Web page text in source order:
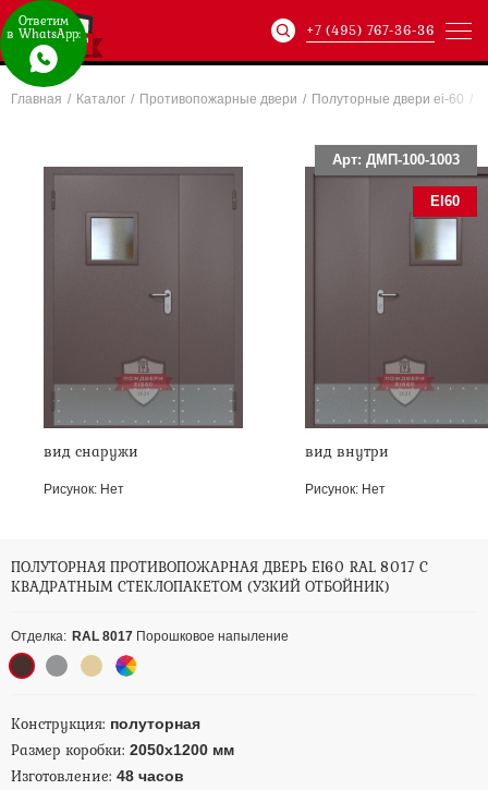
Артикул: ХХХ-xxx-
+7 (495) 767-36-36
Главная / Каталог / Противопожарные двери / Полуторные двери ei-60 /
Арт: ДМП-100-1003
EI60
вид снаружи
Рисунок: Нет
вид внутри
Рисунок: Нет
ПОЛУТОРНАЯ ПРОТИВОПОЖАРНАЯ ДВЕРЬ EI60 RAL 8017 С
КВАДРАТНЫМ СТЕКЛОПАКЕТОМ (УЗКИЙ ОТБОЙНИК)
Отделка: RAL 8017 Порошковое напыление
Конструкция: полуторная
Размер коробки: 2050х1200 мм
Изготовление: 48 часов
Ответим
в WhatsApp: